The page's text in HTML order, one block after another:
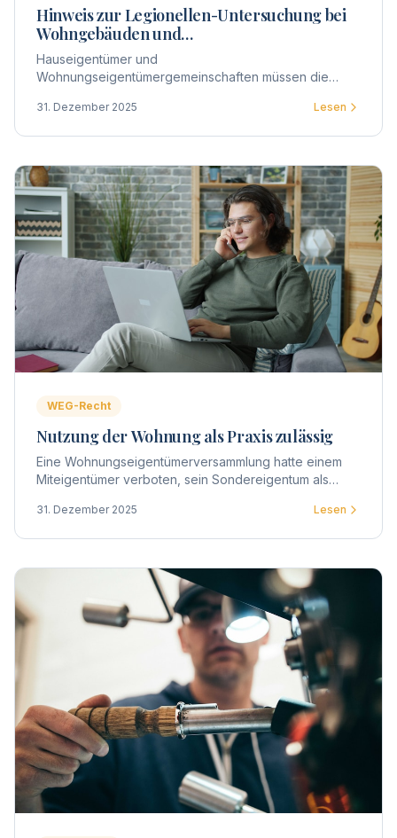
Hinweis zur Legionellen-Untersuchung bei
Wohngebäuden und
Wohnungseigentümergemeinschaften
Hauseigentümer und
Wohnungseigentümergemeinschaften müssen die
untersuchen lassen. Hier erfahren Sie alles Wichtige
31. Dezember 2025 Lesen
WEG-Recht
Nutzung der Wohnung als Praxis zulässig
Eine Wohnungseigentümerversammlung hatte einem
Miteigentümer verboten, sein Sondereigentum als
entschied anders.
31. Dezember 2025 Lesen